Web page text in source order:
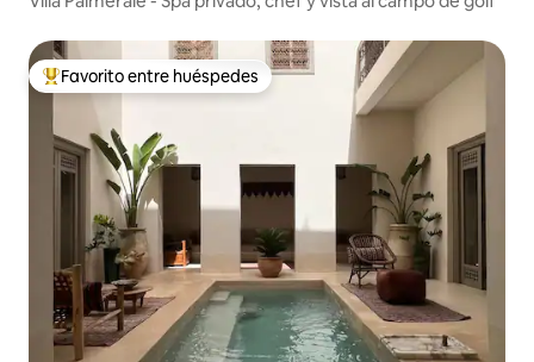
De los mejores en Favorito entre huéspedes
Favorito entre huéspedes